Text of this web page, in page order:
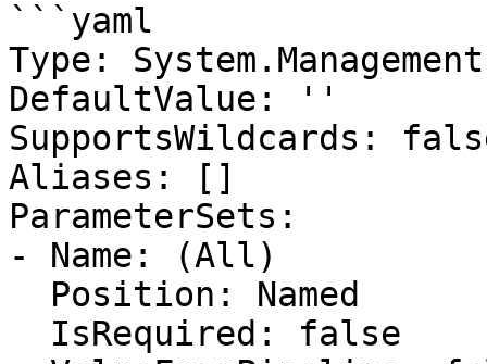
```yaml
Type:
DefaultValue: ''
SupportsWildcards:
Aliases: []
ParameterSets:
- Name: (All)